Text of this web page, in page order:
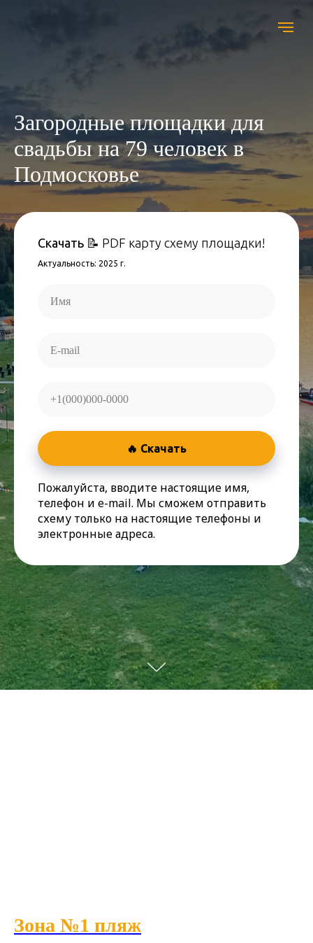
Загородные площадки для
свадьбы на 79 человек в
Подмосковье
Скачать 📝 PDF карту схему площадки!
Актуальность: 2025 г.
🔥 Скачать
Пожалуйста, вводите настоящие имя,
телефон и e-mail. Мы сможем отправить
схему только на настоящие телефоны и
электронные адреса.
Зона №1 пляж